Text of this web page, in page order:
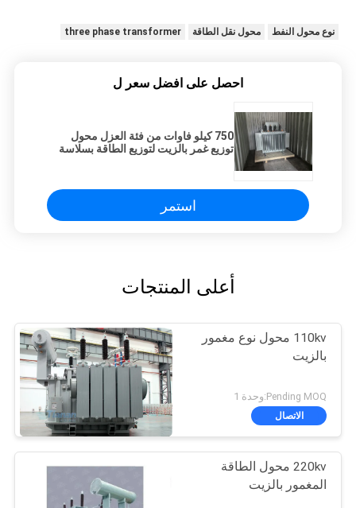
نوع محول النفط محول نقل الطاقة three phase transformer
احصل على افضل سعر ل
750 كيلو فاوات من فئة العزل محول
توزيع غمر بالزيت لتوزيع الطاقة بسلاسة
استمر
أعلى المنتجات
110kv محول نوع مغمور
بالزيت
Pending MOQ:وحدة 1
الاتصال
220kv محول الطاقة
المغمور بالزيت